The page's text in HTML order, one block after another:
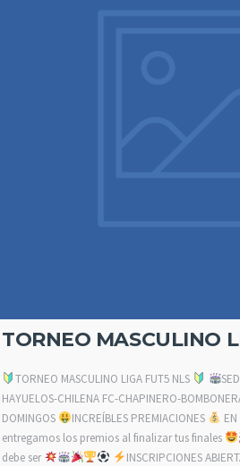
TORNEO MASCULINO
TORNEO MASCULINO LIGA FUT5 NLS
HAYUELOS-CHILENA FC-CHAPINERO-
DOMINGOS
INCREÍBLES PREMIACIONES
entregamos los premios al finalizar tus finales
debe ser
INSCRIPCIONES